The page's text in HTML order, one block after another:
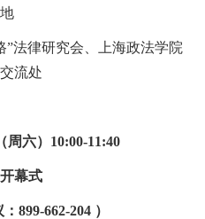
地
”法律研究会、上海政法学院
流处
周六） 10:00-11:40
开幕式
899-662-204 ）